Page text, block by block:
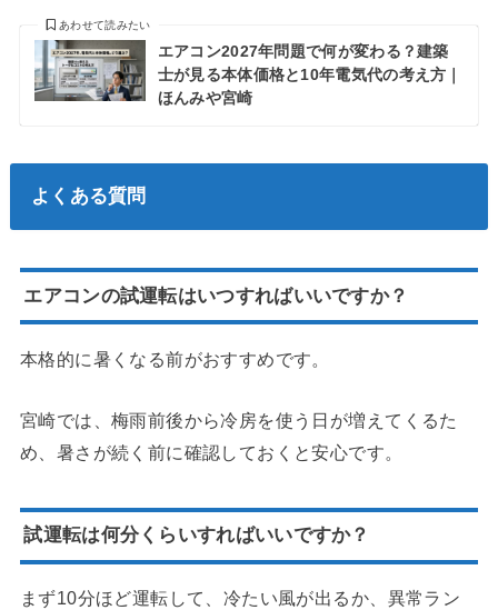
エアコン2027年問題で何が変わる？建築
士が見る本体価格と10年電気代の考え方｜
ほんみや宮崎
あわせて読みたい
よくある質問
エアコンの試運転はいつすればいいですか？
本格的に暑くなる前がおすすめです。
宮崎では、梅雨前後から冷房を使う日が増えてくるた
め、暑さが続く前に確認しておくと安心です。
試運転は何分くらいすればいいですか？
まず10分ほど運転して、冷たい風が出るか、異常ラン